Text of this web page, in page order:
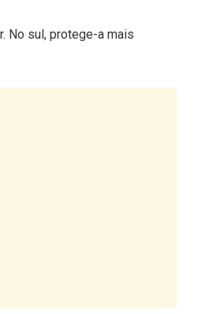
No sul, protege-a mais